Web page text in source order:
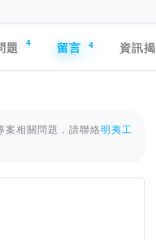
題 4 留言 4 資訊
案相關問題，請聯絡明夷工